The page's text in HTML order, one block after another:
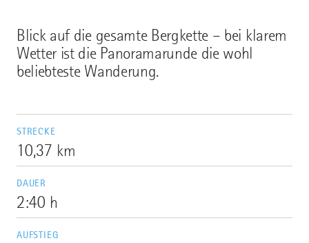
Blick auf die gesamte Bergkette – bei klarem
Wetter ist die Panoramarunde die wohl
beliebteste Wanderung.
STRECKE
10,37 km
DAUER
2:40 h
AUFSTIEG